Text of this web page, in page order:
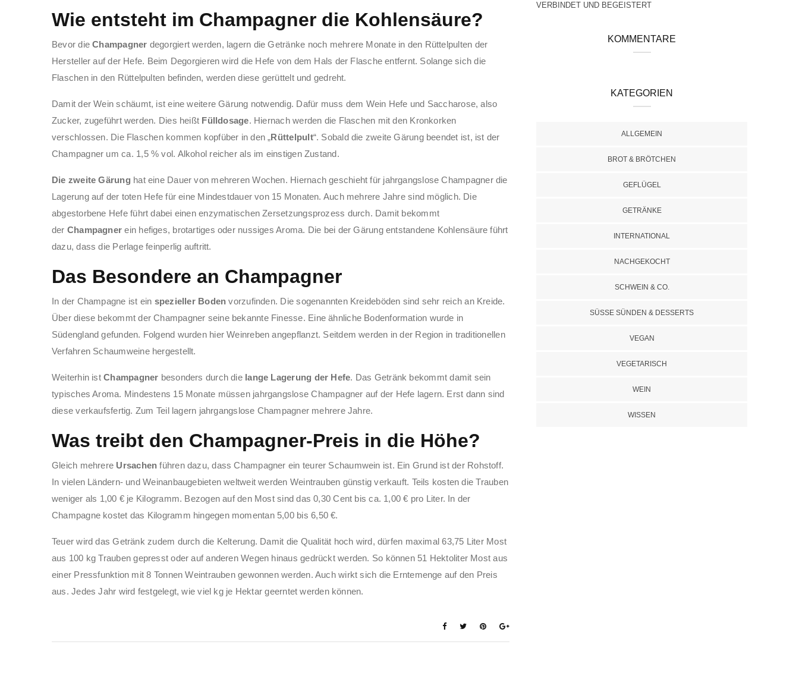
Wie entsteht im Champagner die Kohlensäure?
Bevor dieChampagner degorgiert werden, lagern die Getränke noch mehrere Monate in den Rüttelpulten der
Hersteller auf der Hefe. Beim Degorgieren wird die Hefe von dem Hals der Flasche entfernt. Solange sich die
Flaschen in den Rüttelpulten befinden, werden diese gerüttelt und gedreht.
Damit der Wein schäumt, ist eine weitere Gärung notwendig. Dafür muss dem Wein Hefe und Saccharose, also
Zucker, zugeführt werden. Dies heißt Fülldosage. Hiernach werden die Flaschen mit den Kronkorken
verschlossen. Die Flaschen kommen kopfüber in den „Rüttelpult“. Sobald die zweite Gärung beendet ist, ist der
Champagner um ca. 1,5 % vol. Alkohol reicher als im einstigen Zustand.
Die zweite Gärung hat eine Dauer von mehreren Wochen. Hiernach geschieht für jahrgangslose Champagner die
Lagerung auf der toten Hefe für eine Mindestdauer von 15 Monaten. Auch mehrere Jahre sind möglich. Die
abgestorbene Hefe führt dabei einen enzymatischen Zersetzungsprozess durch. Damit bekommt
der Champagner ein hefiges, brotartiges oder nussiges Aroma. Die bei der Gärung entstandene Kohlensäure führt
dazu, dass die Perlage feinperlig auftritt.
Das Besondere an Champagner
In der Champagne ist ein spezieller Boden vorzufinden. Die sogenannten Kreideböden sind sehr reich an Kreide.
Über diese bekommt der Champagner seine bekannte Finesse. Eine ähnliche Bodenformation wurde in
Südengland gefunden. Folgend wurden hier Weinreben angepflanzt. Seitdem werden in der Region in traditionellen
Verfahren Schaumweine hergestellt.
Weiterhin istChampagner besonders durch die lange Lagerung der Hefe. Das Getränk bekommt damit sein
typisches Aroma. Mindestens 15 Monate müssen jahrgangslose Champagner auf der Hefe lagern. Erst dann sind
diese verkaufsfertig. Zum Teil lagern jahrgangslose Champagner mehrere Jahre.
Was treibt den Champagner-Preis in die Höhe?
Gleich mehrere Ursachen führen dazu, dass Champagner ein teurer Schaumwein ist. Ein Grund ist der Rohstoff.
In vielen Ländern- und Weinanbaugebieten weltweit werden Weintrauben günstig verkauft. Teils kosten die Trauben
weniger als 1,00 € je Kilogramm. Bezogen auf den Most sind das 0,30 Cent bis ca. 1,00 € pro Liter. In der
Champagne kostet das Kilogramm hingegen momentan 5,00 bis 6,50 €.
Teuer wird das Getränk zudem durch die Kelterung. Damit die Qualität hoch wird, dürfen maximal 63,75 Liter Most
aus 100 kg Trauben gepresst oder auf anderen Wegen hinaus gedrückt werden. So können 51 Hektoliter Most aus
einer Pressfunktion mit 8 Tonnen Weintrauben gewonnen werden. Auch wirkt sich die Erntemenge auf den Preis
aus. Jedes Jahr wird festgelegt, wie viel kg je Hektar geerntet werden können.
ERBINDET UND BEGEISTERT
KOMMENTARE
KATEGORIEN
ALLGEMEIN
BROT & BRÖTCHEN
GEFLÜGEL
GETRÄNKE
INTERNATIONAL
NACHGEKOCHT
SCHWEIN & CO.
SÜSSE SÜNDEN & DESSERTS
VEGAN
VEGETARISCH
WEIN
WISSEN